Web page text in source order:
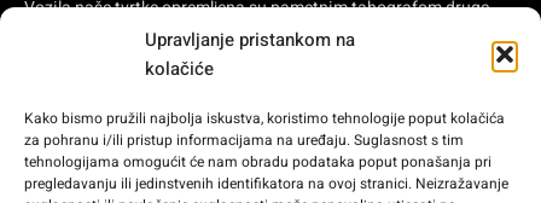
Upravljanje pristankom na
kolačiće
Kako bismo pružili najbolja iskustva, koristimo tehnologije poput kolačića
za pohranu i/ili pristup informacijama na uređaju. Suglasnost s tim
tehnologijama omogućit će nam obradu podataka poput ponašanja pri
pregledavanju ili jedinstvenih identifikatora na ovoj stranici. Neizražavanje
Vozila naše tvrtke opremljena su pametnim tahografom druge
generacije i obuhvaćena su shemom potpora za samozaposlene i
mala i srednja poduzeća za modernizaciju cestovnog prijevoza,
koju uređuje Kraljevska uredba 902/2022 od 25. listopada, kojim
se odobrava izravno dodjeljivanje potpore autonomnim
zajednicama i gradovima Ceuta i Melilla za modernizaciju
privatnih poduzeća za prijevoz putnika koja pružaju usluge
cestovnog prijevoza i privatnih poduzeća koja se bave cestovnim